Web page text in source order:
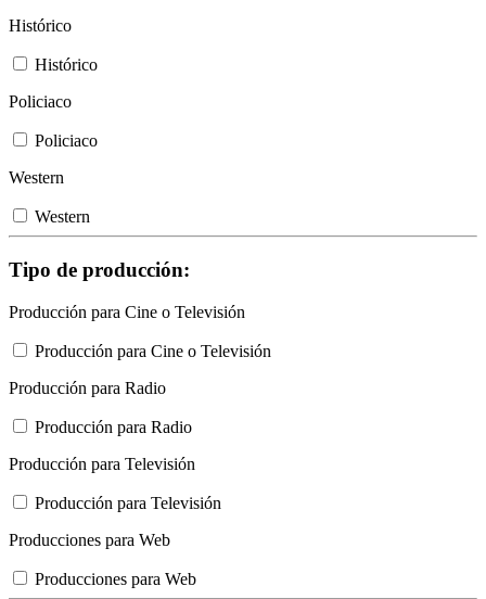
Histórico
Histórico
Policiaco
Policiaco
Western
Western
Tipo de producción:
Producción para Cine o Televisión
Producción para Cine o Televisión
Producción para Radio
Producción para Radio
Producción para Televisión
Producción para Televisión
Producciones para Web
Producciones para Web